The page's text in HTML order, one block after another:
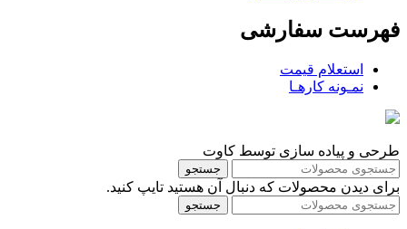
فهرست سفارشی
استعلام قیمت
نمـونه کارهـا
طرحی و پیاده سازی توسط کاوت
جستجو
برای دیدن محصولات که دنبال آن هستید تایپ کنید.
جستجو